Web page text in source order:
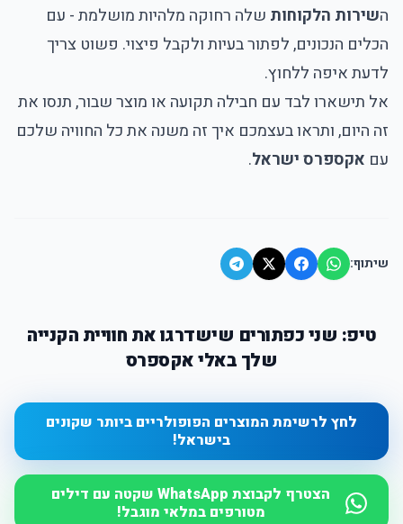
השירות הלקוחות שלה רחוקה מלהיות מושלמת - עם
הכלים הנכונים, לפתור בעיות ולקבל פיצוי. פשוט צריך
לדעת איפה ללחוץ.
אל תישארו לבד עם חבילה תקועה או מוצר שבור, תנסו את
זה היום, ותראו בעצמכם איך זה משנה את כל החוויה שלכם
עם אקספרס ישראל.
שיתוף:
טיפ: שני כפתורים שישדרגו את חוויית הקנייה
שלך באלי אקספרס
לחץ לרשימת המוצרים הפופולריים ביותר שקונים
בישראל!
הצטרף לקבוצת WhatsApp שקטה עם דילים
מטורפים במלאי מוגבל!